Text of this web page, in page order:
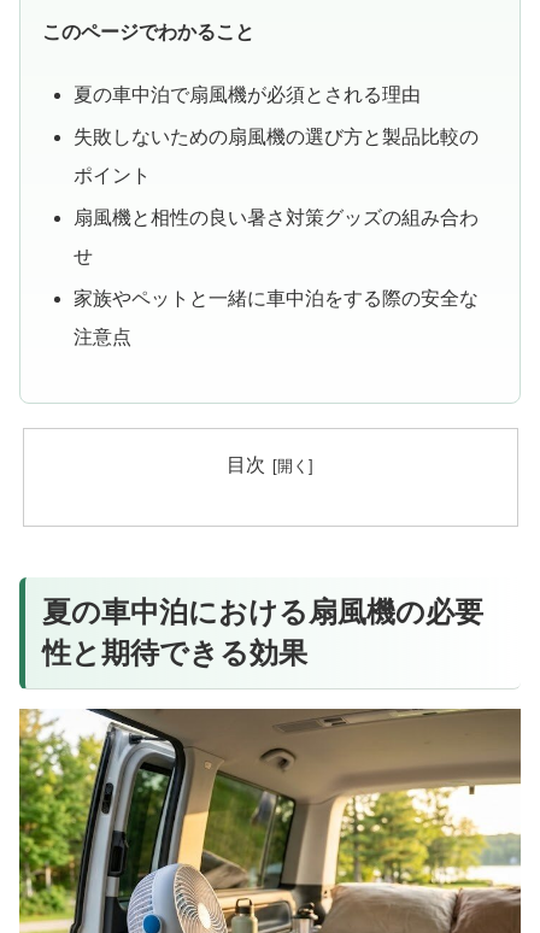
このページでわかること
夏の車中泊で扇風機が必須とされる理由
失敗しないための扇風機の選び方と製品比較の
ポイント
扇風機と相性の良い暑さ対策グッズの組み合わ
せ
家族やペットと一緒に車中泊をする際の安全な
注意点
目次
夏の車中泊における扇風機の必要
性と期待できる効果